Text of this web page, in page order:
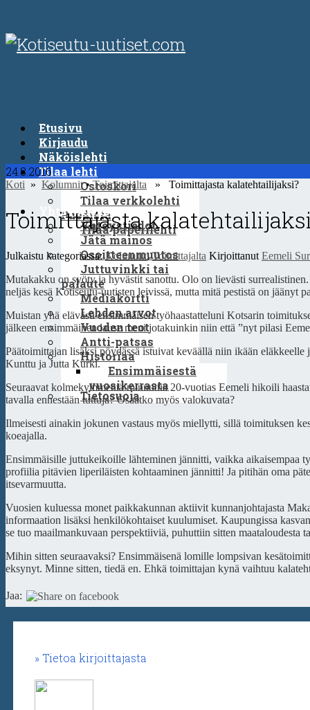
Etusivu
Kirjaudu
Näköislehti
Tilaa lehti
Ostoskori
Tilaa verkkolehti
Puodista
Tilaa paperilehti
Yhteystiedot
Yhteystiedot
Jätä mainos
Osoitteenmuutos
Juttuvinkki tai
palaute
Mediakortti
Lehden arvot
Vuoden teot
Antti-patsas
Historiaa
Ensimmäisestä
vuosikerrasta
Tietosuoja
24.8.2016
Koti » Kolumnit•Toimittajalta » Toimittajasta kalatehtailijaksi?
Toimittajasta
Julkaistu kategoriassa:Kolumnit,Toimittajalta Kirjoittanut Eemeli
Mutakakku on syöty ja hyvästit sanottu. Olo on lievästi
neljäs kesä Kotiseutu-uutisten leivissä, mutta mitä pestistä on jäänyt
Muistan yhä elävästi ensimmäisen työhaastatteluni Kotsarin
jälkeen ensimmäinen lause meni jotakuinkin niin että ”nyt pilasi
Päätoimittajan lisäksi pöydässä istuivat keväällä niin ikään
Kunttu ja Jutta Kurki.
Seuraavat kolmekymmentä minuuttia 20-vuotias Eemeli hikoili
tavalla ennestään tuttuja? Osaatko myös valokuvata?
Ilmeisesti ainakin jokunen vastaus myös miellytti, sillä toimituksen
koeajalla.
Ensimmäisille juttukeikoille lähteminen jännitti, vaikka aikaisempaa
profiilia pitävien liperiläisten kohtaaminen jännitti! Ja pitihän oma
itsevarmuutta.
Vuosien kuluessa monet paikkakunnan aktiivit kunnanjohtajasta
informaation lisäksi henkilökohtaiset kuulumiset. Kaupungissa
se tuo maailmankuvaan perspektiiviä, puhuttiin sitten maataloudesta
Mihin sitten seuraavaksi? Ensimmäisenä lomille lompsivan
eksynyt. Minne sitten, tiedä en. Ehkä toimittajan kynä vaihtuu
Jaa:
Tietoa kirjoittajasta